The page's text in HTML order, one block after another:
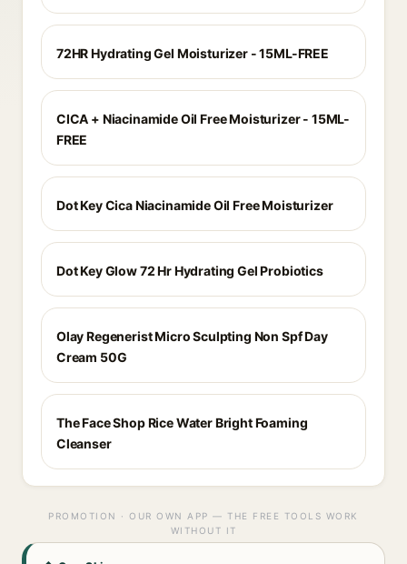
72HR Hydrating Gel Moisturizer - 15ML-FREE
CICA + Niacinamide Oil Free Moisturizer - 15ML-
FREE
Dot Key Cica Niacinamide Oil Free Moisturizer
Dot Key Glow 72 Hr Hydrating Gel Probiotics
Olay Regenerist Micro Sculpting Non Spf Day
Cream 50G
The Face Shop Rice Water Bright Foaming
Cleanser
PROMOTION · OUR OWN APP — THE FREE TOOLS WORK
WITHOUT IT